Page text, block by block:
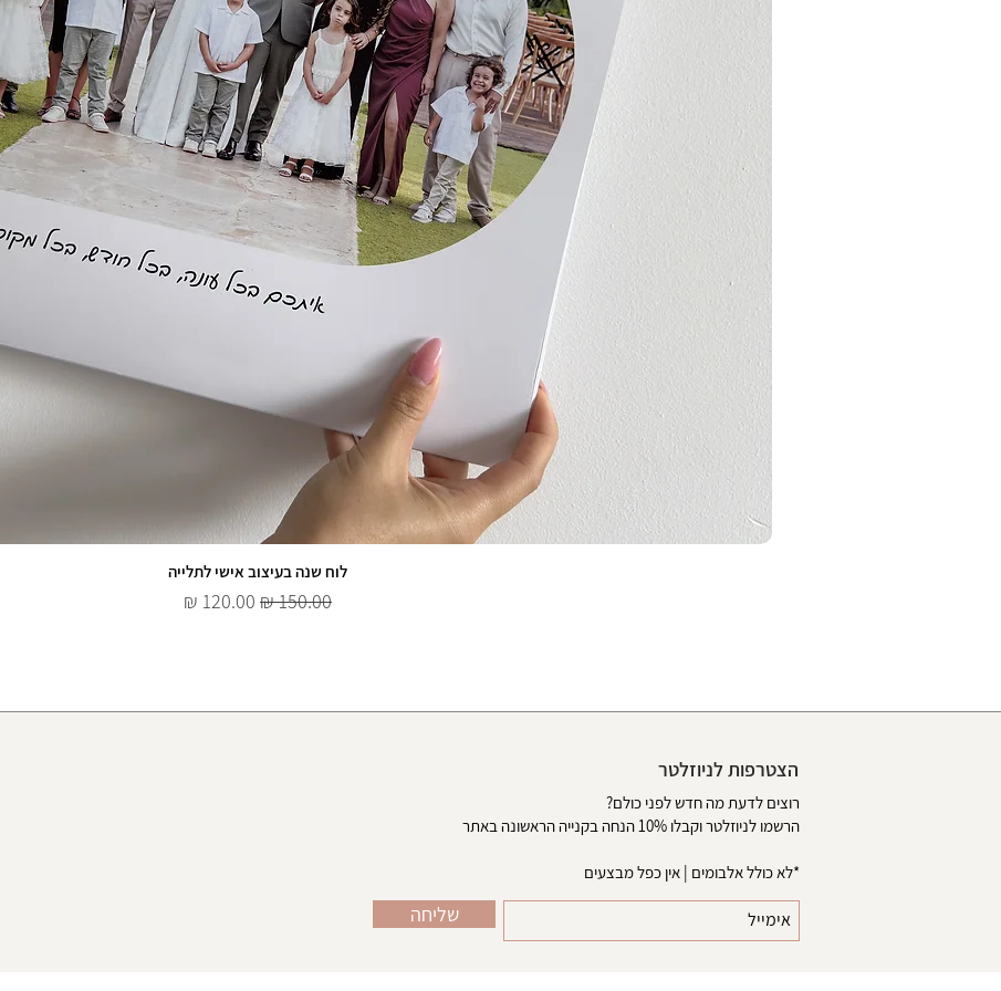
לוח שנה בעיצוב אישי לתלייה
מחיר רגיל מחיר מבצע
הצטרפות לניוזלטר
רוצים לדעת מה חדש לפני כולם?
הרשמו לניוזלטר וקבלו 10% הנחה בקנייה הראשונה באתר
*לא כולל אלבומים | אין כפל מבצעים
שליחה